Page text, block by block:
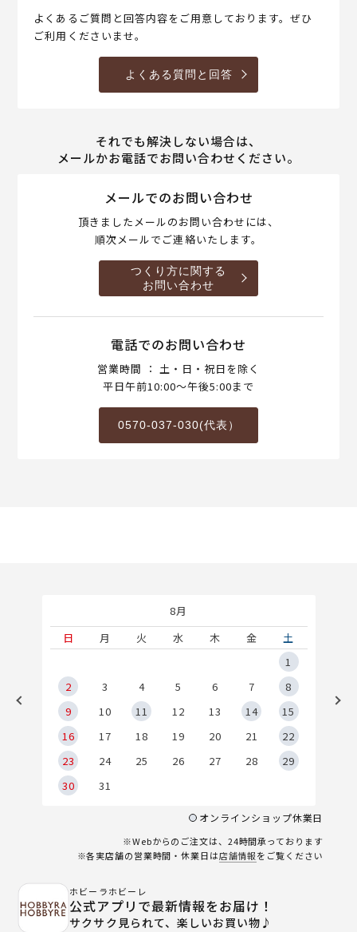
よくあるご質問と回答内容をご用意しております。ぜひ
ご利用くださいませ。
よくある質問と回答
それでも解決しない場合は、
メールかお電話でお問い合わせください。
メールでのお問い合わせ
頂きましたメールのお問い合わせには、
順次メールでご連絡いたします。
つくり方に関する
お問い合わせ
電話でのお問い合わせ
営業時間 ： 土・日・祝日を除く
平日午前10:00～午後5:00まで
0570-037-030(代表）
8月
日
月 火 水 木 金
土
1
2
3 4 5 6 7
8
9
10 11 12 13 14
15
16
17 18 19 20 21
22
23
24 25 26 27 28
29
30
31
オンラインショップ休業日
※Webからのご注文は、24時間承っております
※各実店舗の営業時間・休業日は店舗情報をご覧ください
ホビーラホビーレ
公式アプリで最新情報をお届け！
サクサク見られて、楽しいお買い物♪